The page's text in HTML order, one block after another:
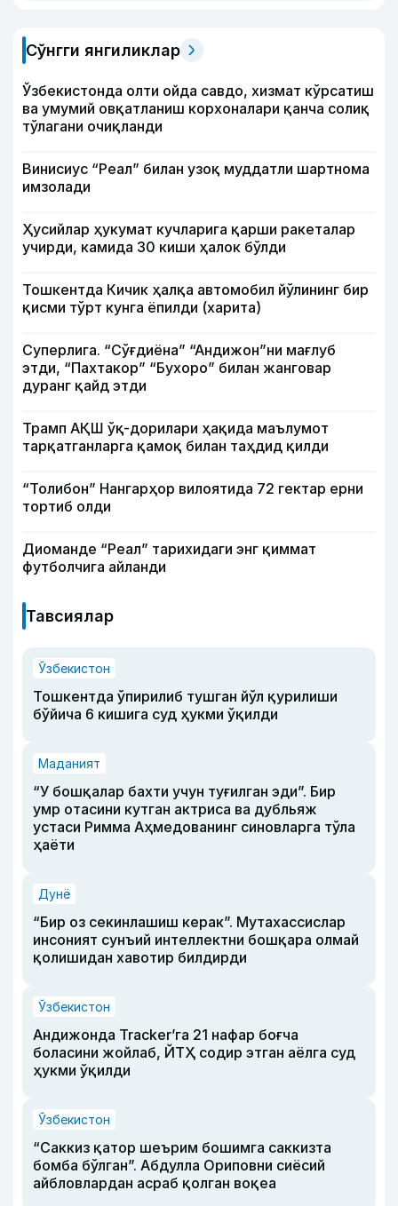
Сўнгги янгиликлар
Ўзбекистонда олти ойда савдо, хизмат кўрсатиш
ва умумий овқатланиш корхоналари қанча солиқ
тўлагани очиқланди
Винисиус “Реал” билан узоқ муддатли шартнома
имзолади
Ҳусийлар ҳукумат кучларига қарши ракеталар
учирди, камида 30 киши ҳалок бўлди
Тошкентда Кичик ҳалқа автомобил йўлининг бир
қисми тўрт кунга ёпилди (харита)
Суперлига. “Сўғдиёна” “Андижон”ни мағлуб
этди, “Пахтакор” “Бухоро” билан жанговар
дуранг қайд этди
Трамп АҚШ ўқ-дорилари ҳақида маълумот
тарқатганларга қамоқ билан таҳдид қилди
“Толибон” Нангарҳор вилоятида 72 гектар ерни
тортиб олди
Диоманде “Реал” тарихидаги энг қиммат
футболчига айланди
Тавсиялар
Ўзбекистон
Тошкентда ўпирилиб тушган йўл қурилиши
бўйича 6 кишига суд ҳукми ўқилди
Маданият
“У бошқалар бахти учун туғилган эди”. Бир
умр отасини кутган актриса ва дубльяж
устаси Римма Аҳмедованинг синовларга тўла
ҳаёти
Дунё
“Бир оз секинлашиш керак”. Мутахассислар
инсоният сунъий интеллектни бошқара олмай
қолишидан хавотир билдирди
Ўзбекистон
Андижонда Tracker’га 21 нафар боғча
боласини жойлаб, ЙТҲ содир этган аёлга суд
ҳукми ўқилди
Ўзбекистон
“Саккиз қатор шеърим бошимга саккизта
бомба бўлган”. Абдулла Ориповни сиёсий
айбловлардан асраб қолган воқеа